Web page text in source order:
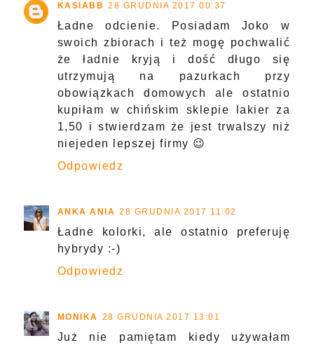
KASIABB 28 GRUDNIA 2017 00:37
Ładne odcienie. Posiadam Joko w
swoich zbiorach i też mogę pochwalić
że ładnie kryją i dość długo się
utrzymują na pazurkach przy
obowiązkach domowych ale ostatnio
kupiłam w chińskim sklepie lakier za
1,50 i stwierdzam że jest trwalszy niż
niejeden lepszej firmy 😉
Odpowiedz
ANKA ANIA 28 GRUDNIA 2017 11:02
Ładne kolorki, ale ostatnio preferuję
hybrydy :-)
Odpowiedz
MONIKA 28 GRUDNIA 2017 13:01
Już nie pamiętam kiedy używałam